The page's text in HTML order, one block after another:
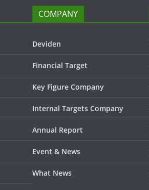
COMPANY
Deviden
Financial Target
Key Figure Company
Internal Targets Company
Annual Report
Event & News
What News